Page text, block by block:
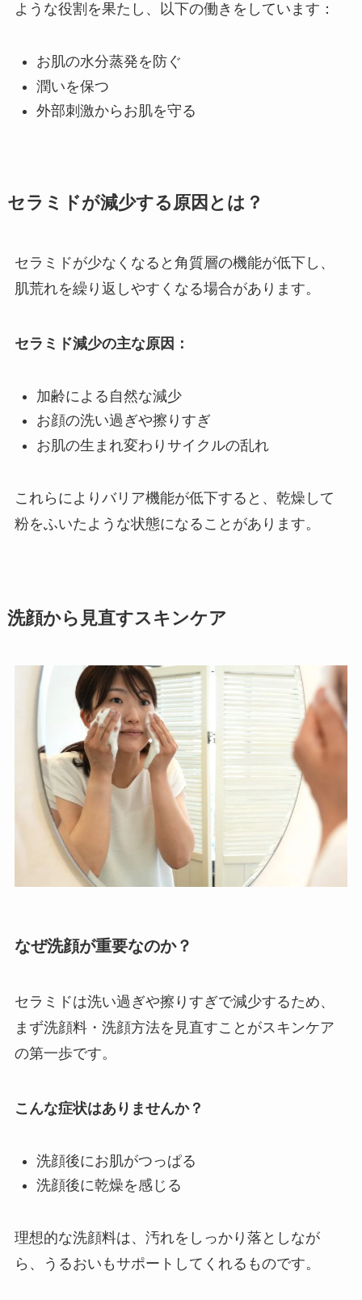
ような役割を果たし、以下の働きをしています：
お肌の水分蒸発を防ぐ
潤いを保つ
外部刺激からお肌を守る
セラミドが減少する原因とは？
セラミドが少なくなると角質層の機能が低下し、
肌荒れを繰り返しやすくなる場合があります。
セラミド減少の主な原因：
加齢による自然な減少
お顔の洗い過ぎや擦りすぎ
お肌の生まれ変わりサイクルの乱れ
これらによりバリア機能が低下すると、乾燥して
粉をふいたような状態になることがあります。
洗顔から見直すスキンケア
なぜ洗顔が重要なのか？
セラミドは洗い過ぎや擦りすぎで減少するため、
まず洗顔料・洗顔方法を見直すことがスキンケア
の第一歩です。
こんな症状はありませんか？
洗顔後にお肌がつっぱる
洗顔後に乾燥を感じる
理想的な洗顔料は、汚れをしっかり落としなが
ら、うるおいもサポートしてくれるものです。